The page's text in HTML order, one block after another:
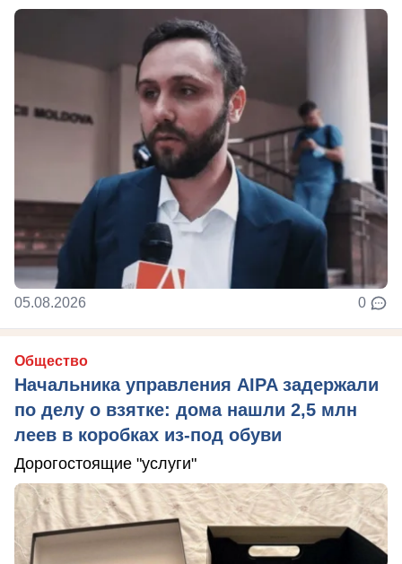
05.08.2026 0
Общество
Начальника управления AIPA задержали
по делу о взятке: дома нашли 2,5 млн
леев в коробках из-под обуви
Дорогостоящие "услуги"